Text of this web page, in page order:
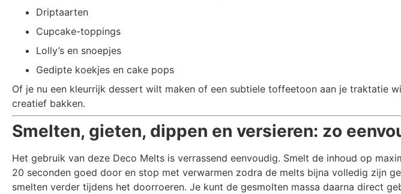
Driptaarten
Cupcake-toppings
Lolly’s en snoepjes
Gedipte koekjes en cake pops
Of je nu een kleurrijk dessert wilt maken of een subtiele toffeetoon aan je traktatie
creatief bakken.
Smelten, gieten, dippen en versieren: zo
Het gebruik van deze Deco Melts is verrassend eenvoudig. Smelt de inhoud op
20 seconden goed door en stop met verwarmen zodra de melts bijna volledig zijn
smelten verder tijdens het doorroeren. Je kunt de gesmolten massa daarna direct